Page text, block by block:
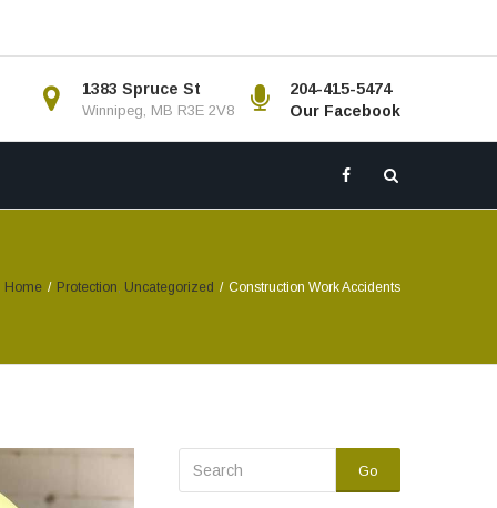
1383 Spruce St
Winnipeg, MB R3E 2V8
204-415-5474
Our Facebook
Home / Protection Uncategorized / Construction Work Accidents
Go